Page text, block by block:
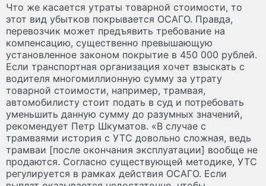
Что же касается утраты товарной стоимости, то
этот вид убытков покрывается ОСАГО. Правда,
перевозчик может предъявить требование на
компенсацию, существенно превышающую
установленное законом покрытие в 450 000 рублей.
Если транспортная организация хочет взыскать с
водителя многомиллионную сумму за утрату
товарной стоимости, например, трамвая,
автомобилисту стоит подать в суд и потребовать
уменьшить данную сумму до разумных значений,
рекомендует Петр Шкуматов. «В случае с
трамваями история с УТС довольно сложная, ведь
трамваи [после окончания эксплуатации] вообще не
продаются. Согласно существующей методике, УТС
регулируется в рамках действия ОСАГО. Если